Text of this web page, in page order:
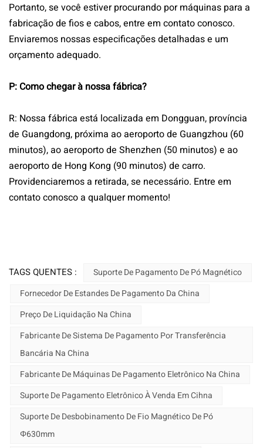
Portanto, se você estiver procurando por máquinas para a
fabricação de fios e cabos, entre em contato conosco.
Enviaremos nossas especificações detalhadas e um
orçamento adequado.
P: Como chegar à nossa fábrica?
R: Nossa fábrica está localizada em Dongguan, província
de Guangdong, próxima ao aeroporto de Guangzhou (60
minutos), ao aeroporto de Shenzhen (50 minutos) e ao
aeroporto de Hong Kong (90 minutos) de carro.
Providenciaremos a retirada, se necessário. Entre em
contato conosco a qualquer momento!
TAGS QUENTES :
Suporte De Pagamento De Pó Magnético
Fornecedor De Estandes De Pagamento Da China
Preço De Liquidação Na China
Fabricante De Sistema De Pagamento Por Transferência
Bancária Na China
Fabricante De Máquinas De Pagamento Eletrônico Na China
Suporte De Pagamento Eletrônico À Venda Em Cihna
Suporte De Desbobinamento De Fio Magnético De Pó
Φ630mm